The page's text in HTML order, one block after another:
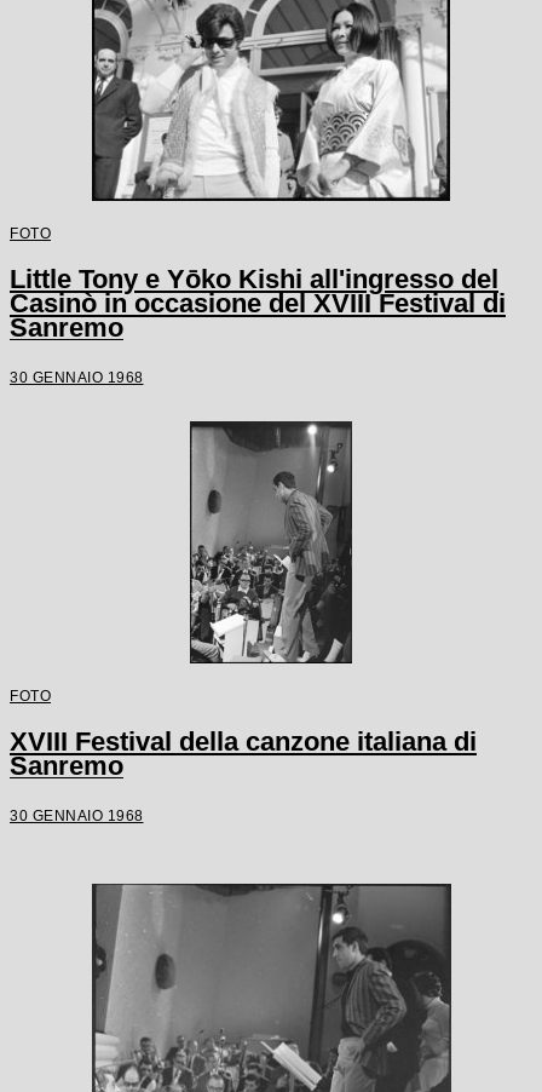
FOTO
Little Tony e Yōko Kishi all'ingresso del
Casinò in occasione del XVIII Festival di
Sanremo
30 GENNAIO 1968
FOTO
XVIII Festival della canzone italiana di
Sanremo
30 GENNAIO 1968